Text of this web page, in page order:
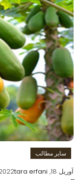
سایر مطالب
آوریل 18, 2022
tara erfani